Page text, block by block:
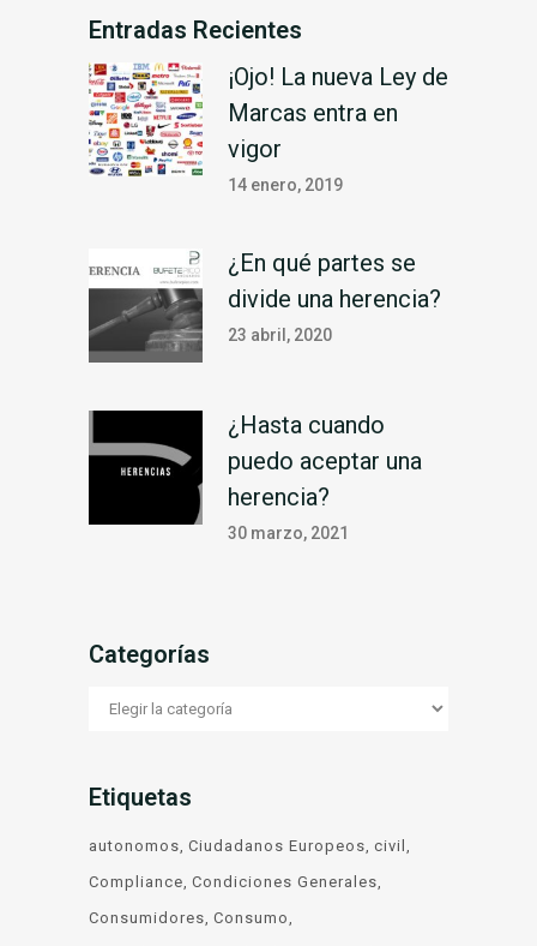
Entradas Recientes
¡Ojo! La nueva Ley de
Marcas entra en
vigor
14 enero, 2019
¿En qué partes se
divide una herencia?
23 abril, 2020
¿Hasta cuando
puedo aceptar una
herencia?
30 marzo, 2021
Categorías
Categorías
Etiquetas
autonomos Ciudadanos Europeos civil
Compliance Condiciones Generales
Consumidores Consumo